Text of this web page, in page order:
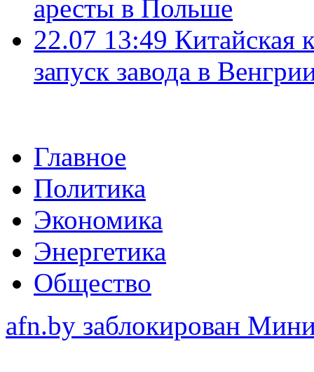
аресты в Польше
22.07 13:49 Китайская
запуск завода в
Главное
Политика
Экономика
Энергетика
Общество
afn.by заблокирован